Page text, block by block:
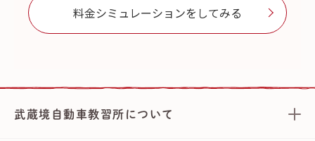
料金シミュレーションをしてみる
武蔵境自動車教習所について